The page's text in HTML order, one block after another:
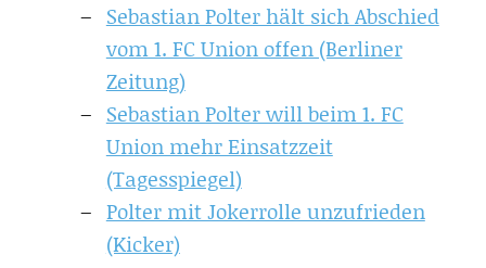
Sebastian Polter hält sich Abschied
vom 1. FC Union offen (Berliner
Zeitung)
Sebastian Polter will beim 1. FC
Union mehr Einsatzzeit
(Tagesspiegel)
Polter mit Jokerrolle unzufrieden
(Kicker)